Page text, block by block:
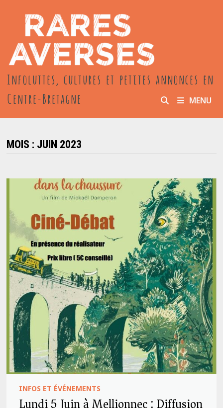
contenu
Infoluttes, cultures et petites annonces en
Centre-Bretagne
MENU
MOIS : JUIN 2023
INFOS ET ÉVÉNEMENTS